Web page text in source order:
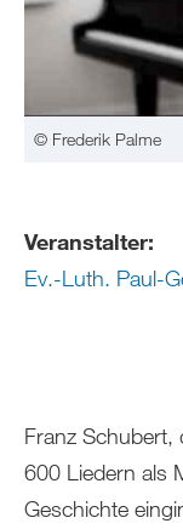
© Frederik Palme
Veranstalter:
Ev.-Luth. Paul-
Franz
600 Liedern als
Geschichte